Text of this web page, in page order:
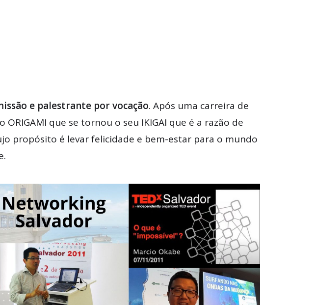
e palestrante por vocação. Após uma carreira de
que se tornou o seu IKIGAI que é a razão de
propósito é levar felicidade e bem-estar para o mundo